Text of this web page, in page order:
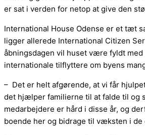
er sat i verden for netop at give den
International House Odense er et tæt
ligger allerede International Citizen
åbningsdagen vil huset være fyldt
internationale tilflyttere om byens
– Det er helt afgørende, at vi får
det hjælper familierne til at falde til og
medarbejdere er hård i disse år, og
boende her og bidrage til væksten i